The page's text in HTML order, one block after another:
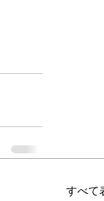
すべて